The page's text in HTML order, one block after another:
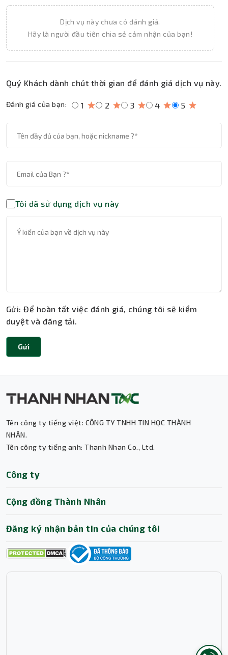
Dịch vụ này chưa có đánh giá.
Hãy là người đầu tiên chia sẻ cảm nhận của bạn!
Quý Khách dành chút thời gian để đánh giá dịch vụ này.
Đánh giá của bạn: 1 2 3 4 5
Tôi đã sử dụng dịch vụ này
Gửi: Để hoàn tất việc đánh giá, chúng tôi sẽ kiểm
duyệt và đăng tải.
Gửi
Tên công ty tiếng việt: CÔNG TY TNHH TIN HỌC THÀNH
NHÂN.
Tên công ty tiếng anh: Thanh Nhan Co., Ltd.
Công ty
Cộng đồng Thành Nhân
Đăng ký nhận bản tin của chúng tôi
Trợ lý AI • Phản hồi tức thì